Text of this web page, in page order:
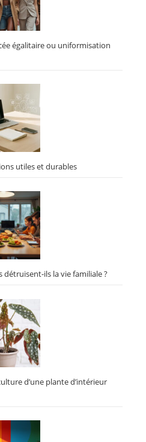
égalitaire ou uniformisation
utiles et durables
détruisent-ils la vie familiale ?
d’une plante d’intérieur